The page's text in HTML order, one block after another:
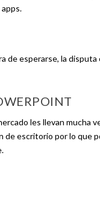
de esperarse, la
les llevan mucha
de escritorio por lo que